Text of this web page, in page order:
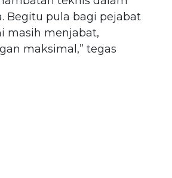
Begitu pula bagi pejabat
masih menjabat,
maksimal,” tegas